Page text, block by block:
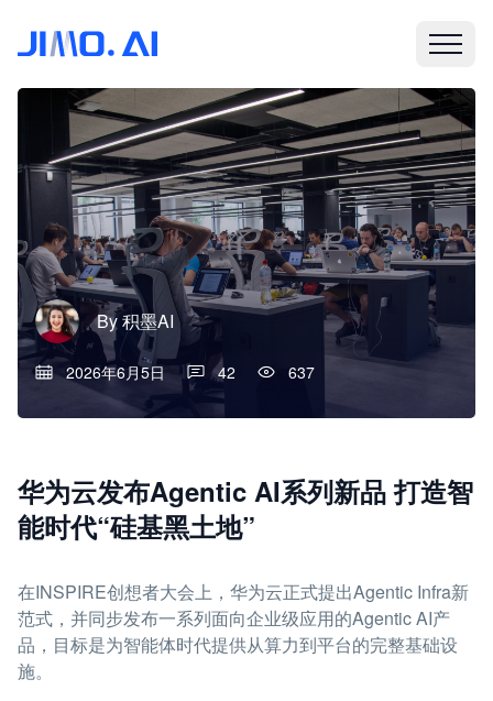
By积墨AI
2026年6月5日 42 637
华为云发布Agentic AI系列新品 打造智
能时代“硅基黑土地”
在INSPIRE创想者大会上，华为云正式提出Agentic Infra新
范式，并同步发布一系列面向企业级应用的Agentic AI产
品，目标是为智能体时代提供从算力到平台的完整基础设
施。